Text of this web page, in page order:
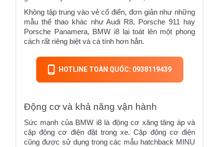
Không tập trung vào vẻ cổ điển, đơn giản như những
mẫu thể thao khác như Audi R8, Porsche 911 hay
Porsche Panamera, BMW i8 lại toát lên một phong
cách rất riêng biệt và cá tính hơn hẳn.
HOTLINE TOÀN QUỐC: 0938119439
Động cơ và khả năng vận hành
Sức mạnh của BMW i8 là động cơ xăng tăng áp và
cặp động cơ điện đặt trong xe. Cặp động cơ điện
cũng được sử dụng trong các mẫu hatchback MINU